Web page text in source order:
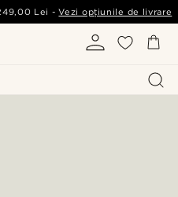
Lei -Vezi opțiunile de livrare